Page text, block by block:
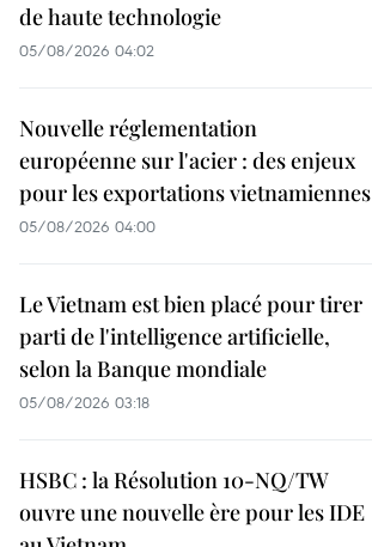
de haute technologie
05/08/2026 04:02
Nouvelle réglementation
européenne sur l'acier : des enjeux
pour les exportations vietnamiennes
05/08/2026 04:00
Le Vietnam est bien placé pour tirer
parti de l'intelligence artificielle,
selon la Banque mondiale
05/08/2026 03:18
HSBC : la Résolution 10-NQ/TW
ouvre une nouvelle ère pour les IDE